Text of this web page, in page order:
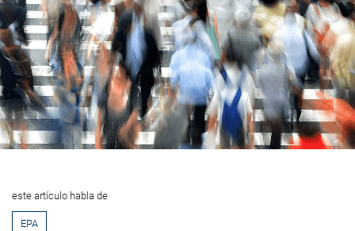
este artículo habla de
EPA